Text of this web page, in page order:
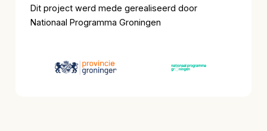
Dit project werd mede gerealiseerd door
Nationaal Programma Groningen